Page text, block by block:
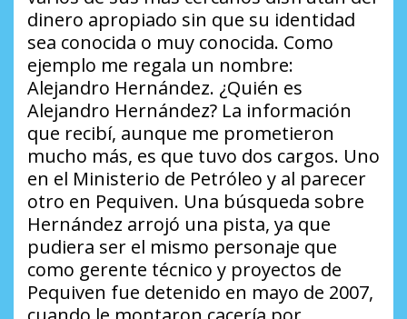
dinero apropiado sin que su identidad
sea conocida o muy conocida. Como
ejemplo me regala un nombre:
Alejandro Hernández. ¿Quién es
Alejandro Hernández? La información
que recibí, aunque me prometieron
mucho más, es que tuvo dos cargos. Uno
en el Ministerio de Petróleo y al parecer
otro en Pequiven. Una búsqueda sobre
Hernández arrojó una pista, ya que
pudiera ser el mismo personaje que
como gerente técnico y proyectos de
Pequiven fue detenido en mayo de 2007,